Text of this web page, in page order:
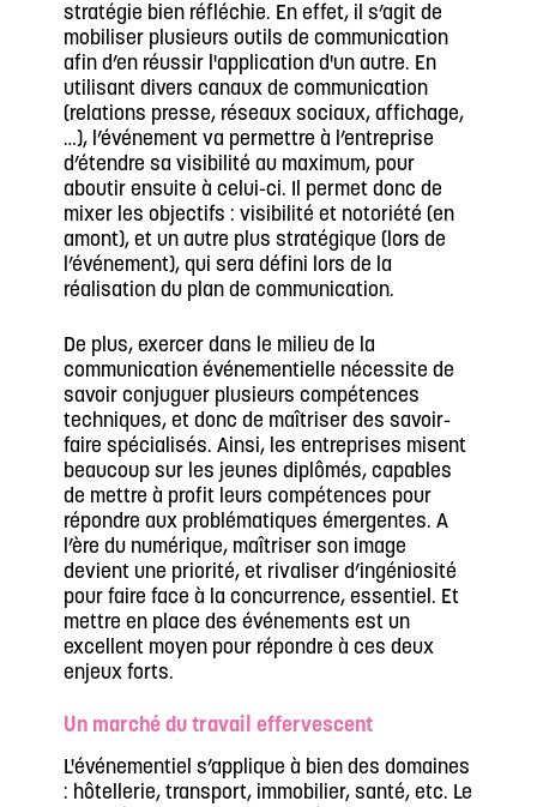
stratégie bien réfléchie. En effet, il s’agit de
mobiliser plusieurs outils de communication
afin d’en réussir l'application d'un autre. En
utilisant divers canaux de communication
(relations presse, réseaux sociaux, affichage,
…), l’événement va permettre à l’entreprise
d’étendre sa visibilité au maximum, pour
aboutir ensuite à celui-ci. Il permet donc de
mixer les objectifs : visibilité et notoriété (en
amont), et un autre plus stratégique (lors de
l’événement), qui sera défini lors de la
réalisation du plan de communication.
De plus, exercer dans le milieu de la
communication événementielle nécessite de
savoir conjuguer plusieurs compétences
techniques, et donc de maîtriser des savoir-
faire spécialisés. Ainsi, les entreprises misent
beaucoup sur les jeunes diplômés, capables
de mettre à profit leurs compétences pour
répondre aux problématiques émergentes. A
l’ère du numérique, maîtriser son image
devient une priorité, et rivaliser d’ingéniosité
pour faire face à la concurrence, essentiel. Et
mettre en place des événements est un
excellent moyen pour répondre à ces deux
enjeux forts.
Un marché du travail effervescent
L'événementiel s’applique à bien des domaines
: hôtellerie, transport, immobilier, santé, etc. Le